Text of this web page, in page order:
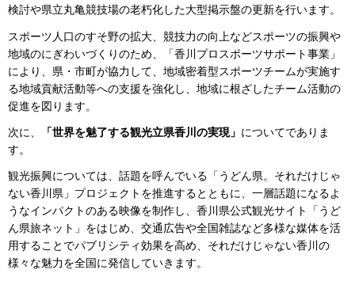
検討や県立丸亀競技場の老朽化した大型掲示盤の更新を行います。
スポーツ人口のすそ野の拡大、競技力の向上などスポーツの振興や
地域のにぎわいづくりのため、「香川プロスポーツサポート事業」
により、県・市町が協力して、地域密着型スポーツチームが実施す
る地域貢献活動等への支援を強化し、地域に根ざしたチーム活動の
促進を図ります。
次に、 「世界を魅了する観光立県香川の実現」 についてでありま
す。
観光振興については、話題を呼んでいる「うどん県。それだけじゃ
ない香川県」プロジェクトを推進するとともに、一層話題になるよ
うなインパクトのある映像を制作し、香川県公式観光サイト「うど
ん県旅ネット」をはじめ、交通広告や全国雑誌など多様な媒体を活
用することでパブリシティ効果を高め、それだけじゃない香川の
様々な魅力を全国に発信していきます。